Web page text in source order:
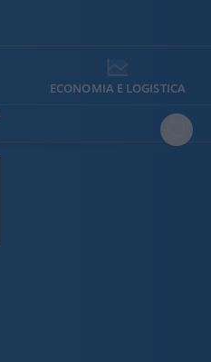
ECONOMIA E LOGISTICA